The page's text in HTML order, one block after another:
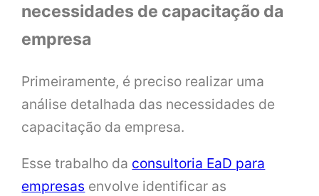
necessidades de capacitação da
empresa
Primeiramente, é preciso realizar uma
análise detalhada das necessidades de
capacitação da empresa.
Esse trabalho da consultoria EaD para
empresas envolve identificar as